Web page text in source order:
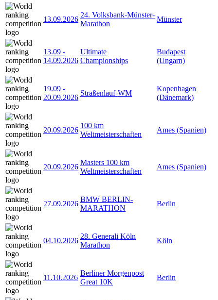
13.09.2026
24. Volksbank-Münster-
Marathon
Münster
13.09 -
14.09.2026
Ultimate
Championships
Budapest
(Ungarn)
19.09 -
20.09.2026
Straßenlauf-WM
Kopenhagen
(Dänemark)
20.09.2026
100 km
Weltmeisterschaften
Ames (Spanien)
20.09.2026
Masters 100 km
Weltmeisterschaften
Ames (Spanien)
27.09.2026
BMW BERLIN-
MARATHON
Berlin
04.10.2026
28. Generali Köln
Marathon
Köln
11.10.2026
Berliner Morgenpost
Great 10K
Berlin